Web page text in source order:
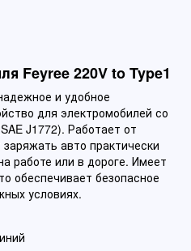
Feyree 220V to Type1
и удобное
для электромобилей со
J1772). Работает от
авто практически
работе или в дороге. Имеет
обеспечивает безопасное
условиях.